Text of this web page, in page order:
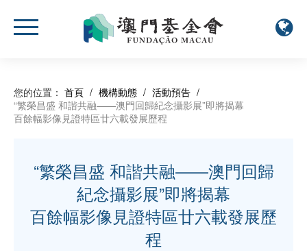
您的位置： 首頁 / 機構動態 / 活動預告 /
“繁榮昌盛 和諧共融——澳門回歸紀念攝影展”即將揭幕
百餘幅影像見證特區廿六載發展歷程
“繁榮昌盛 和諧共融——澳門回歸
紀念攝影展”即將揭幕
百餘幅影像見證特區廿六載發展歷
程